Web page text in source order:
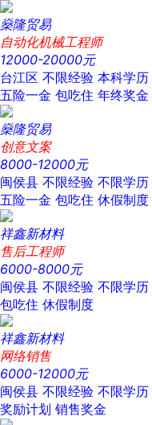
燊隆贸易
自动化机械工程师
12000-20000元
台江区 不限经验 本科学历
五险一金 包吃住 年终奖金
燊隆贸易
创意文案
8000-12000元
闽侯县 不限经验 不限学历
五险一金 包吃住 休假制度
祥鑫新材料
售后工程师
6000-8000元
闽侯县 不限经验 不限学历
包吃住 休假制度
祥鑫新材料
网络销售
6000-12000元
闽侯县 不限经验 不限学历
奖励计划 销售奖金